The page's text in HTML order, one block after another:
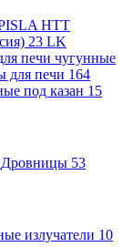
HTT
23 LK
печи чугунные
для печи 164
под казан 15
Дровницы 53
излучатели 10